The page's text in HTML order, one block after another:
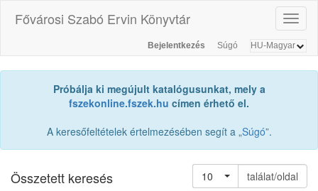
Fővárosi Szabó Ervin Könyvtár
Bejelentkezés Súgó
Próbálja ki megújult katalógusunkat, mely a
fszekonline.fszek.hu címen érhető el.
A keresőfeltételek értelmezésében segít a „Súgó”.
Összetett keresés 10
találat/oldal